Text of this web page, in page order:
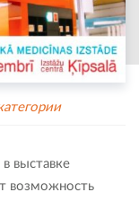
выставке
возможность